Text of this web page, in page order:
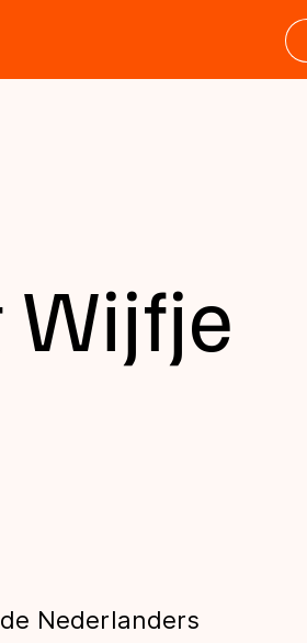
Wijfje
Nederlanders